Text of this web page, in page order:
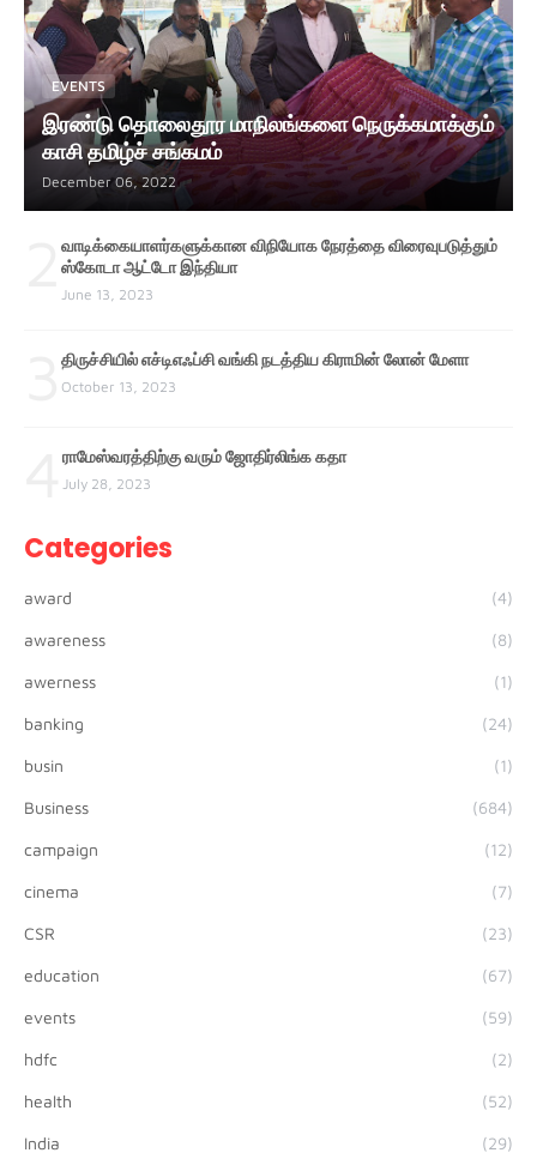
EVENTS
இரண்டு தொலைதூர மாநிலங்களை நெருக்கமாக்கும்
காசி தமிழ்ச் சங்கமம்
December 06, 2022
வாடிக்கையாளர்களுக்கான விநியோக நேரத்தை விரைவுபடுத்தும்
ஸ்கோடா ஆட்டோ இந்தியா
June 13, 2023
திருச்சியில் எச்டிஎஃப்சி வங்கி நடத்திய கிராமின் லோன் மேளா
October 13, 2023
ராமேஸ்வரத்திற்கு வரும் ஜோதிர்லிங்க கதா
July 28, 2023
Categories
award (4)
awareness (8)
awerness (1)
banking (24)
busin (1)
Business (684)
campaign (12)
cinema (7)
CSR (23)
education (67)
events (59)
hdfc (2)
health (52)
India (29)